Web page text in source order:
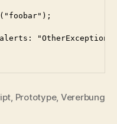
"OtherException:
Prototype, Vererbung